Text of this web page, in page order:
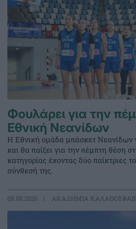
Φουλάρει για την
Εθνική Νεανίδων
Η Εθνική ομάδα μπάσκετ Νεανίδων
και θα παίξει για την πέμπτη θέση
κατηγορίας έχοντας δύο παίκτριες
σύνθεσή της.
08.08.2026 ΑΚΑΔΗΜΙΑ